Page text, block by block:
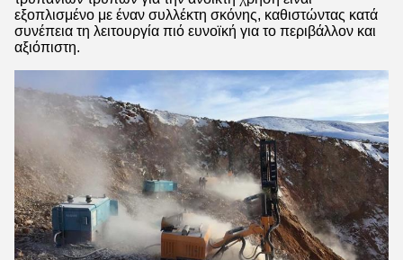
εξοπλισμένο με έναν συλλέκτη σκόνης, καθιστώντας κατά
συνέπεια τη λειτουργία πιό ευνοϊκή για το περιβάλλον και
αξιόπιστη.